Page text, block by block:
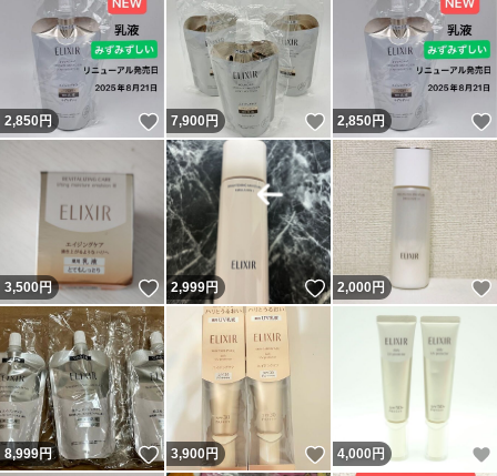
2,850円 いいね！
7,900円 いいね！
2,850円
3,500円 いいね！
2,999円 いいね！
2,000円
8,999円 いいね！
3,900円 いいね！
4,000 円